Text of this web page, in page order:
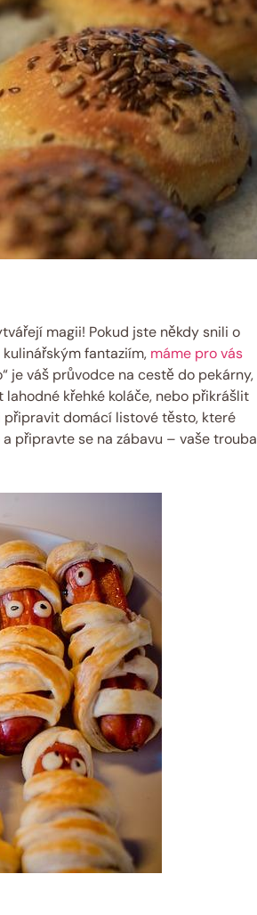
magii! Pokud jste někdy snili o
fantaziím, máme pro vás
je váš průvodce na cestě do pekárny,
křehké koláče, nebo přikrášlit
připravit domácí listové těsto, které
připravte se na zábavu – vaše trouba